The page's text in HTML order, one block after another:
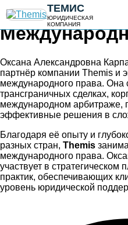
ТЕМИС
ЮРИДИЧЕСКАЯ
КОМПАНИЯ
Оксана Александровна
партнёр компании Themis и
международного права. Она
трансграничных сделках,
международном арбитраже,
эффективные решения в
Благодаря её опыту и
разных стран, Themis
международного права.
участвует в
практик, обеспечивающих
уровень юридической